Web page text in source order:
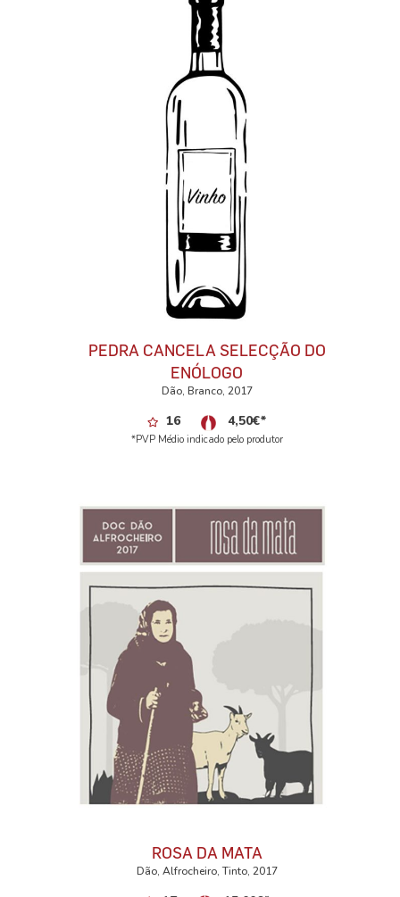
PEDRA CANCELA SELECÇÃO DO
ENÓLOGO
Dão, Branco, 2017
16 4,50€*
*PVP Médio indicado pelo produtor
ROSA DA MATA
Dão, Alfrocheiro, Tinto, 2017